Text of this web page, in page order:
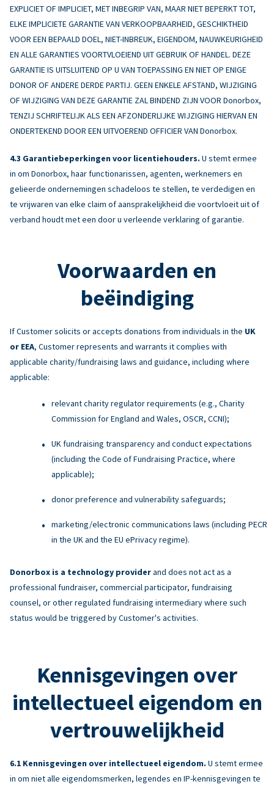
EXPLICIET OF IMPLICIET, MET INBEGRIP VAN, MAAR NIET BEPERKT TOT,
ELKE IMPLICIETE GARANTIE VAN VERKOOPBAARHEID, GESCHIKTHEID
VOOR EEN BEPAALD DOEL, NIET-INBREUK, EIGENDOM, NAUWKEURIGHEID
EN ALLE GARANTIES VOORTVLOEIEND UIT GEBRUIK OF HANDEL. DEZE
GARANTIE IS UITSLUITEND OP U VAN TOEPASSING EN NIET OP ENIGE
DONOR OF ANDERE DERDE PARTIJ. GEEN ENKELE AFSTAND, WIJZIGING
OF WIJZIGING VAN DEZE GARANTIE ZAL BINDEND ZIJN VOOR Donorbox,
TENZIJ SCHRIFTELIJK ALS EEN AFZONDERLIJKE WIJZIGING HIERVAN EN
ONDERTEKEND DOOR EEN UITVOEREND OFFICIER VAN Donorbox.
Garantiebeperkingen voor licentiehouders. U stemt ermee
in om Donorbox, haar functionarissen, agenten, werknemers en
gelieerde ondernemingen schadeloos te stellen, te verdedigen en
te vrijwaren van elke claim of aansprakelijkheid die voortvloeit uit of
verband houdt met een door u verleende verklaring of garantie.
Voorwaarden en
beëindiging
If Customer solicits or accepts donations from individuals in the UK
or EEA, Customer represents and warrants it complies with
applicable charity/fundraising laws and guidance, including where
applicable:
relevant charity regulator requirements (e.g., Charity
Commission for England and Wales, OSCR, CCNI);
UK fundraising transparency and conduct expectations
(including the Code of Fundraising Practice, where
applicable);
donor preference and vulnerability safeguards;
marketing/electronic communications laws (including PECR
in the UK and the EU ePrivacy regime).
Donorbox is a technology providerand does not act as a
professional fundraiser, commercial participator, fundraising
counsel, or other regulated fundraising intermediary where such
status would be triggered by Customer's activities.
Kennisgevingen over
intellectueel eigendom en
vertrouwelijkheid
Kennisgevingen over intellectueel eigendom. U stemt ermee
in om niet alle eigendomsmerken, legendes en IP-kennisgevingen te